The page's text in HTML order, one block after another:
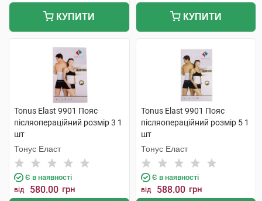
КУПИТИ КУПИТИ
Tonus Elast 9901 Пояс
післяопераційний розмір 3 1
шт
Тонус Еласт
Є в наявності
від 580.00 грн
Tonus Elast 9901 Пояс
післяопераційний розмір 5 1
шт
Тонус Еласт
Є в наявності
від 588.00 грн